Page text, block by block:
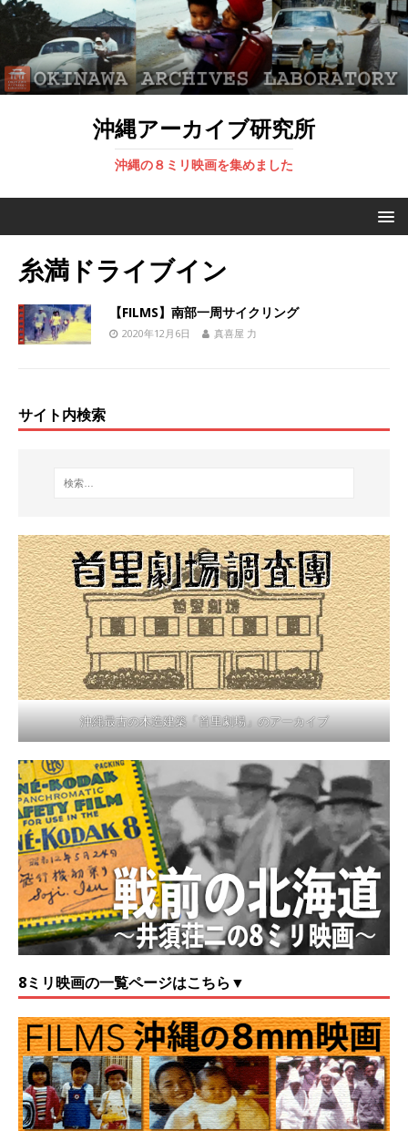
沖縄アーカイブ研究所
沖縄の８ミリ映画を集めました
糸満ドライブイン
【FILMS】南部一周サイクリング
2020年12月6日 真喜屋 力
サイト内検索
沖縄最古の木造建築「首里劇場」のアーカイブ
8ミリ映画の一覧ページはこちら▼